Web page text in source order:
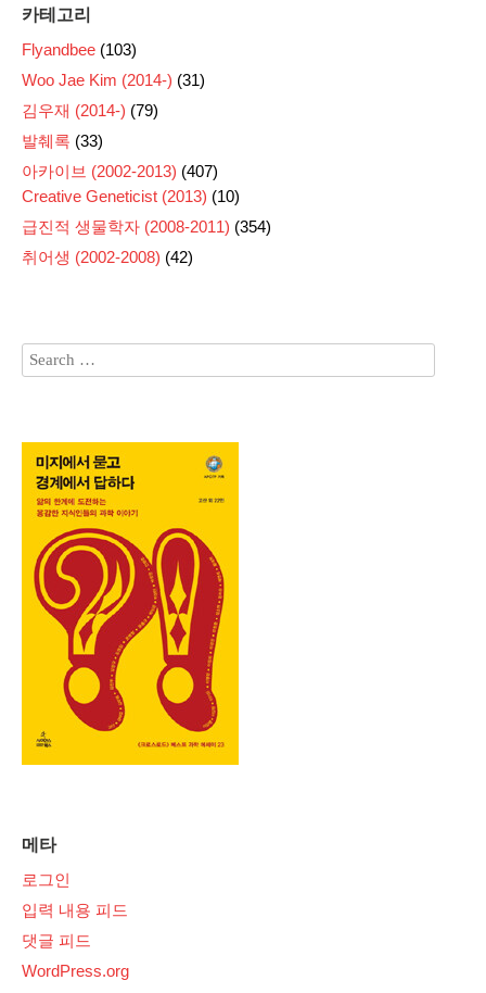
카테고리
Flyandbee (103)
Woo Jae Kim (2014-) (31)
김우재 (2014-) (79)
발췌록 (33)
아카이브 (2002-2013) (407)
Creative Geneticist (2013) (10)
급진적 생물학자 (2008-2011) (354)
취어생 (2002-2008) (42)
메타
로그인
입력 내용 피드
댓글 피드
WordPress.org